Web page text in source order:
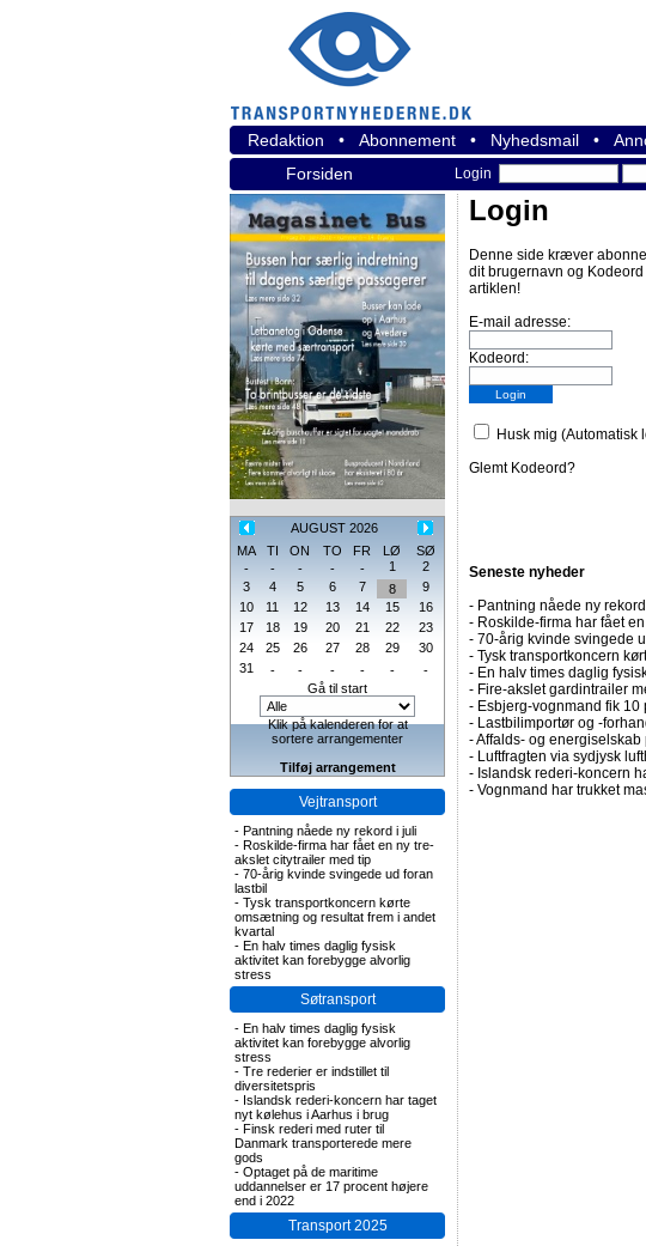
Redaktion • Abonnement • Nyhedsmail •
Forsiden
Login
AUGUST 2026
MA
TI ON TO FR LØ
SØ
-
- - - - 1
2
3
4 5 6 7 8
9
10
11 12 13 14 15
16
17
18 19 20 21 22
23
24
25 26 27 28 29
30
31
- - - - -
-
Gå til start
Klik på kalenderen for at
sortere arrangementer
Tilføj arrangement
Vejtransport
- Pantning nåede ny rekord i juli
- Roskilde-firma har fået en ny tre-
akslet citytrailer med tip
- 70-årig kvinde svingede ud foran
lastbil
- Tysk transportkoncern kørte
omsætning og resultat frem i andet
kvartal
- En halv times daglig fysisk
aktivitet kan forebygge alvorlig
stress
Søtransport
- En halv times daglig fysisk
aktivitet kan forebygge alvorlig
stress
- Tre rederier er indstillet til
diversitetspris
- Islandsk rederi-koncern har taget
nyt kølehus i Aarhus i brug
- Finsk rederi med ruter til
Danmark transporterede mere
gods
- Optaget på de maritime
uddannelser er 17 procent højere
end i 2022
Transport 2025
Login
Denne side kræver
dit brugernavn og Kodeord
artiklen!
E-mail adresse:
Kodeord:
Husk mig (Automatisk
Glemt Kodeord?
Seneste nyheder
- Pantning nåede ny
- Roskilde-firma har fået
- 70-årig kvinde svingede
- Tysk transportkoncern
- En halv times daglig
- Fire-akslet gardintrailer
- Esbjerg-vognmand fik 10
- Lastbilimportør og -
-Affalds- og
- Luftfragten via sydjysk
- Islandsk rederi-koncern
- Vognmand har trukket